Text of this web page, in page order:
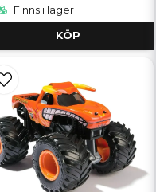
Finns i lager
KÖP